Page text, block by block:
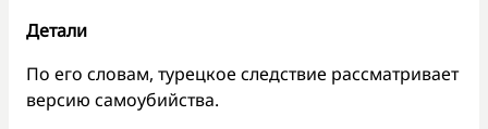
Детали
По его словам, турецкое следствие рассматривает
версию самоубийства.